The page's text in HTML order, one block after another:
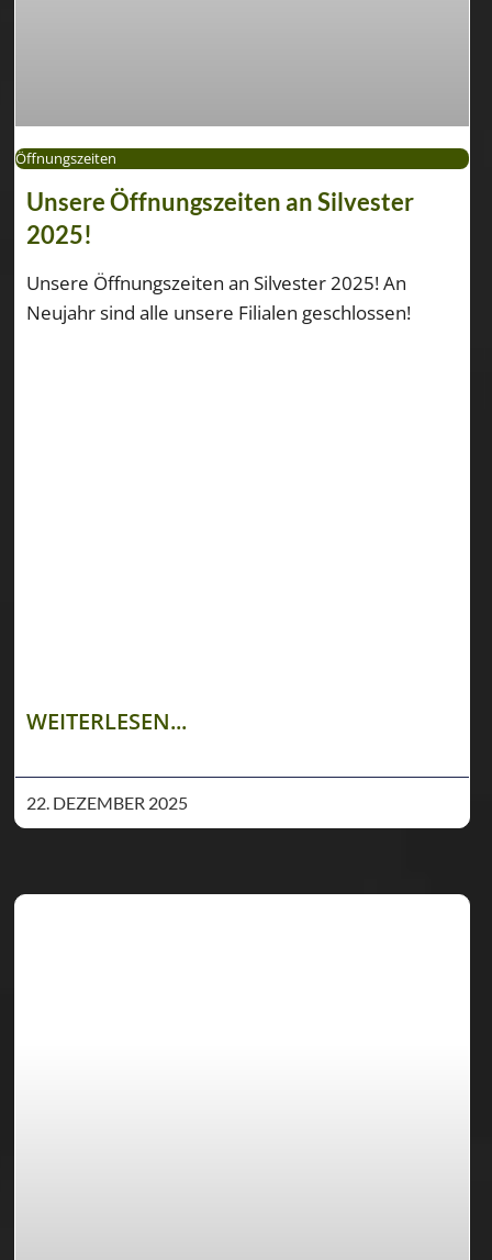
Öffnungszeiten
Unsere Öffnungszeiten an Silvester
2025!
Unsere Öffnungszeiten an Silvester 2025! An
Neujahr sind alle unsere Filialen geschlossen!
WEITERLESEN...
22. DEZEMBER 2025